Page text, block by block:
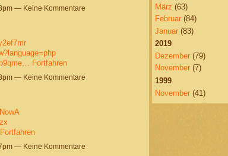
— Keine Kommentare
Fortfahren
— Keine Kommentare
Fortfahren
— Keine Kommentare
März (63)
Februar(84)
Januar(83)
2019
Dezember(79)
November(7)
1999
November(41)